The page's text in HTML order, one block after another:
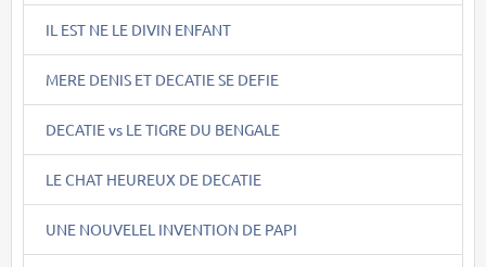
IL EST NE LE DIVIN ENFANT
MERE DENIS ET DECATIE SE DEFIE
DECATIE vs LE TIGRE DU BENGALE
LE CHAT HEUREUX DE DECATIE
UNE NOUVELEL INVENTION DE PAPI